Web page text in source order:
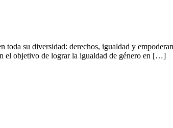
su diversidad: derechos, igualdad y
el objetivo de lograr la igualdad de género en […]